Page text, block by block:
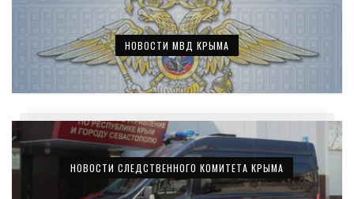
НОВОСТИ МВД КРЫМА
НОВОСТИ СЛЕДСТВЕННОГО КОМИТЕТА КРЫМА